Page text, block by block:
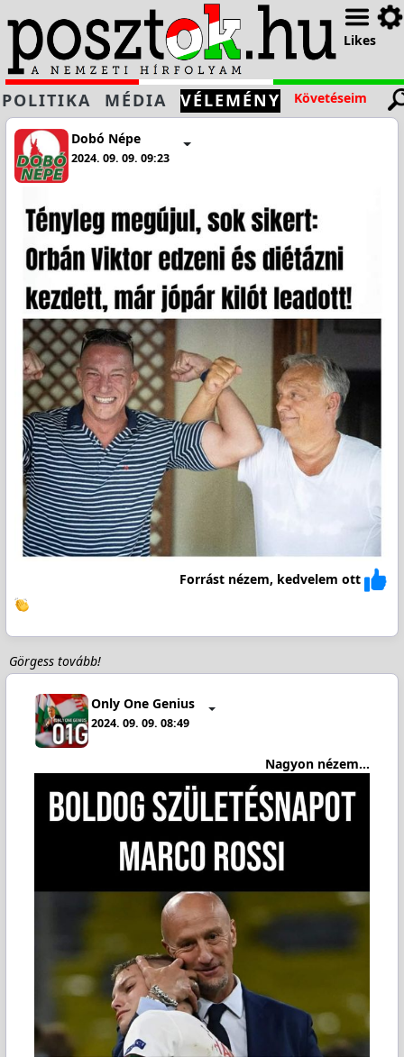
Likes
POLITIKA MÉDIA VÉLEMÉNY Követéseim
Dobó Népe
2024. 09. 09. 09:23
Forrást nézem, kedvelem ott
Görgess tovább!
Only One Genius
2024. 09. 09. 08:49
Nagyon nézem...